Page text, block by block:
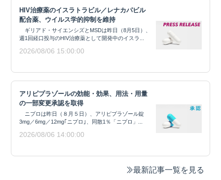
HIV治療薬のイスラトラビル／レナカパビル
配合薬、ウイルス学的抑制を維持
ギリアド・サイエンシズとMSDは昨日（8月5日）、
週1回経口投与のHIV治療薬として開発中のイスラ...
2026/08/06 15:00:00
アリピプラゾールの効能・効果、用法・用量
の一部変更承認を取得
ニプロは昨日（８月５日）、アリピプラゾール錠
3mg／6mg／12mg｢ニプロ｣、同散1％「ニプロ」...
2026/08/06 14:00:00
最新記事一覧を見る